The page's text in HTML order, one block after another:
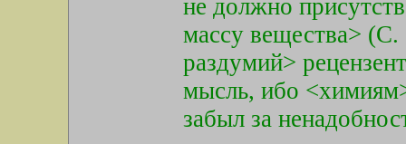
не должно
массу вещества>
раздумий>
мысль, ибо
забыл за